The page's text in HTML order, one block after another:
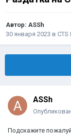
Автор: ASSh
30 января 2023 в CTS
ASSh
Подскажите